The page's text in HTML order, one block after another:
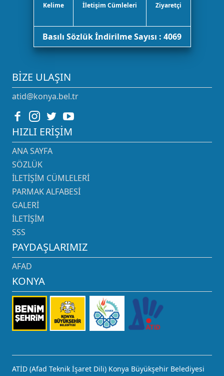
Kelime
İletişim Cümleleri
Ziyaretçi
Basılı Sözlük İndirilme Sayısı : 4069
BIZE ULAŞIN
atid@konya.bel.tr
HIZLI ERIŞIM
ANA SAYFA
SÖZLÜK
İLETIŞIM CÜMLELERI
PARMAK ALFABESI
GALERI
İLETIŞIM
SSS
PAYDAŞLARIMIZ
AFAD
KONYA
ATİD (Afad Teknik İşaret Dili) Konya Büyükşehir Belediyesi